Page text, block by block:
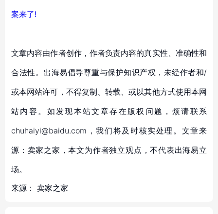
案来了!
文章内容由作者创作，作者负责内容的真实性、准确性和
合法性。出海易倡导尊重与保护知识产权，未经作者和/
或本网站许可，不得复制、转载、或以其他方式使用本网
站内容。如发现本站文章存在版权问题，烦请联系
chuhaiyi@baidu.com，我们将及时核实处理。文章来
源：卖家之家，本文为作者独立观点，不代表出海易立
场。
来源： 卖家之家